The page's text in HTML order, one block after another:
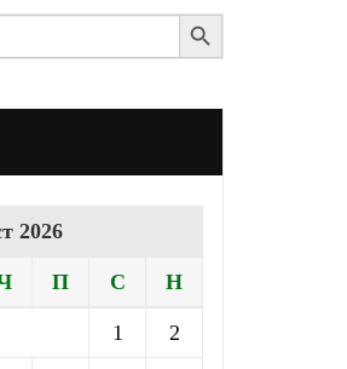
Search Button
2026
П С Н
1 2